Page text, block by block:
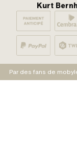
Kurt
Par des fans de